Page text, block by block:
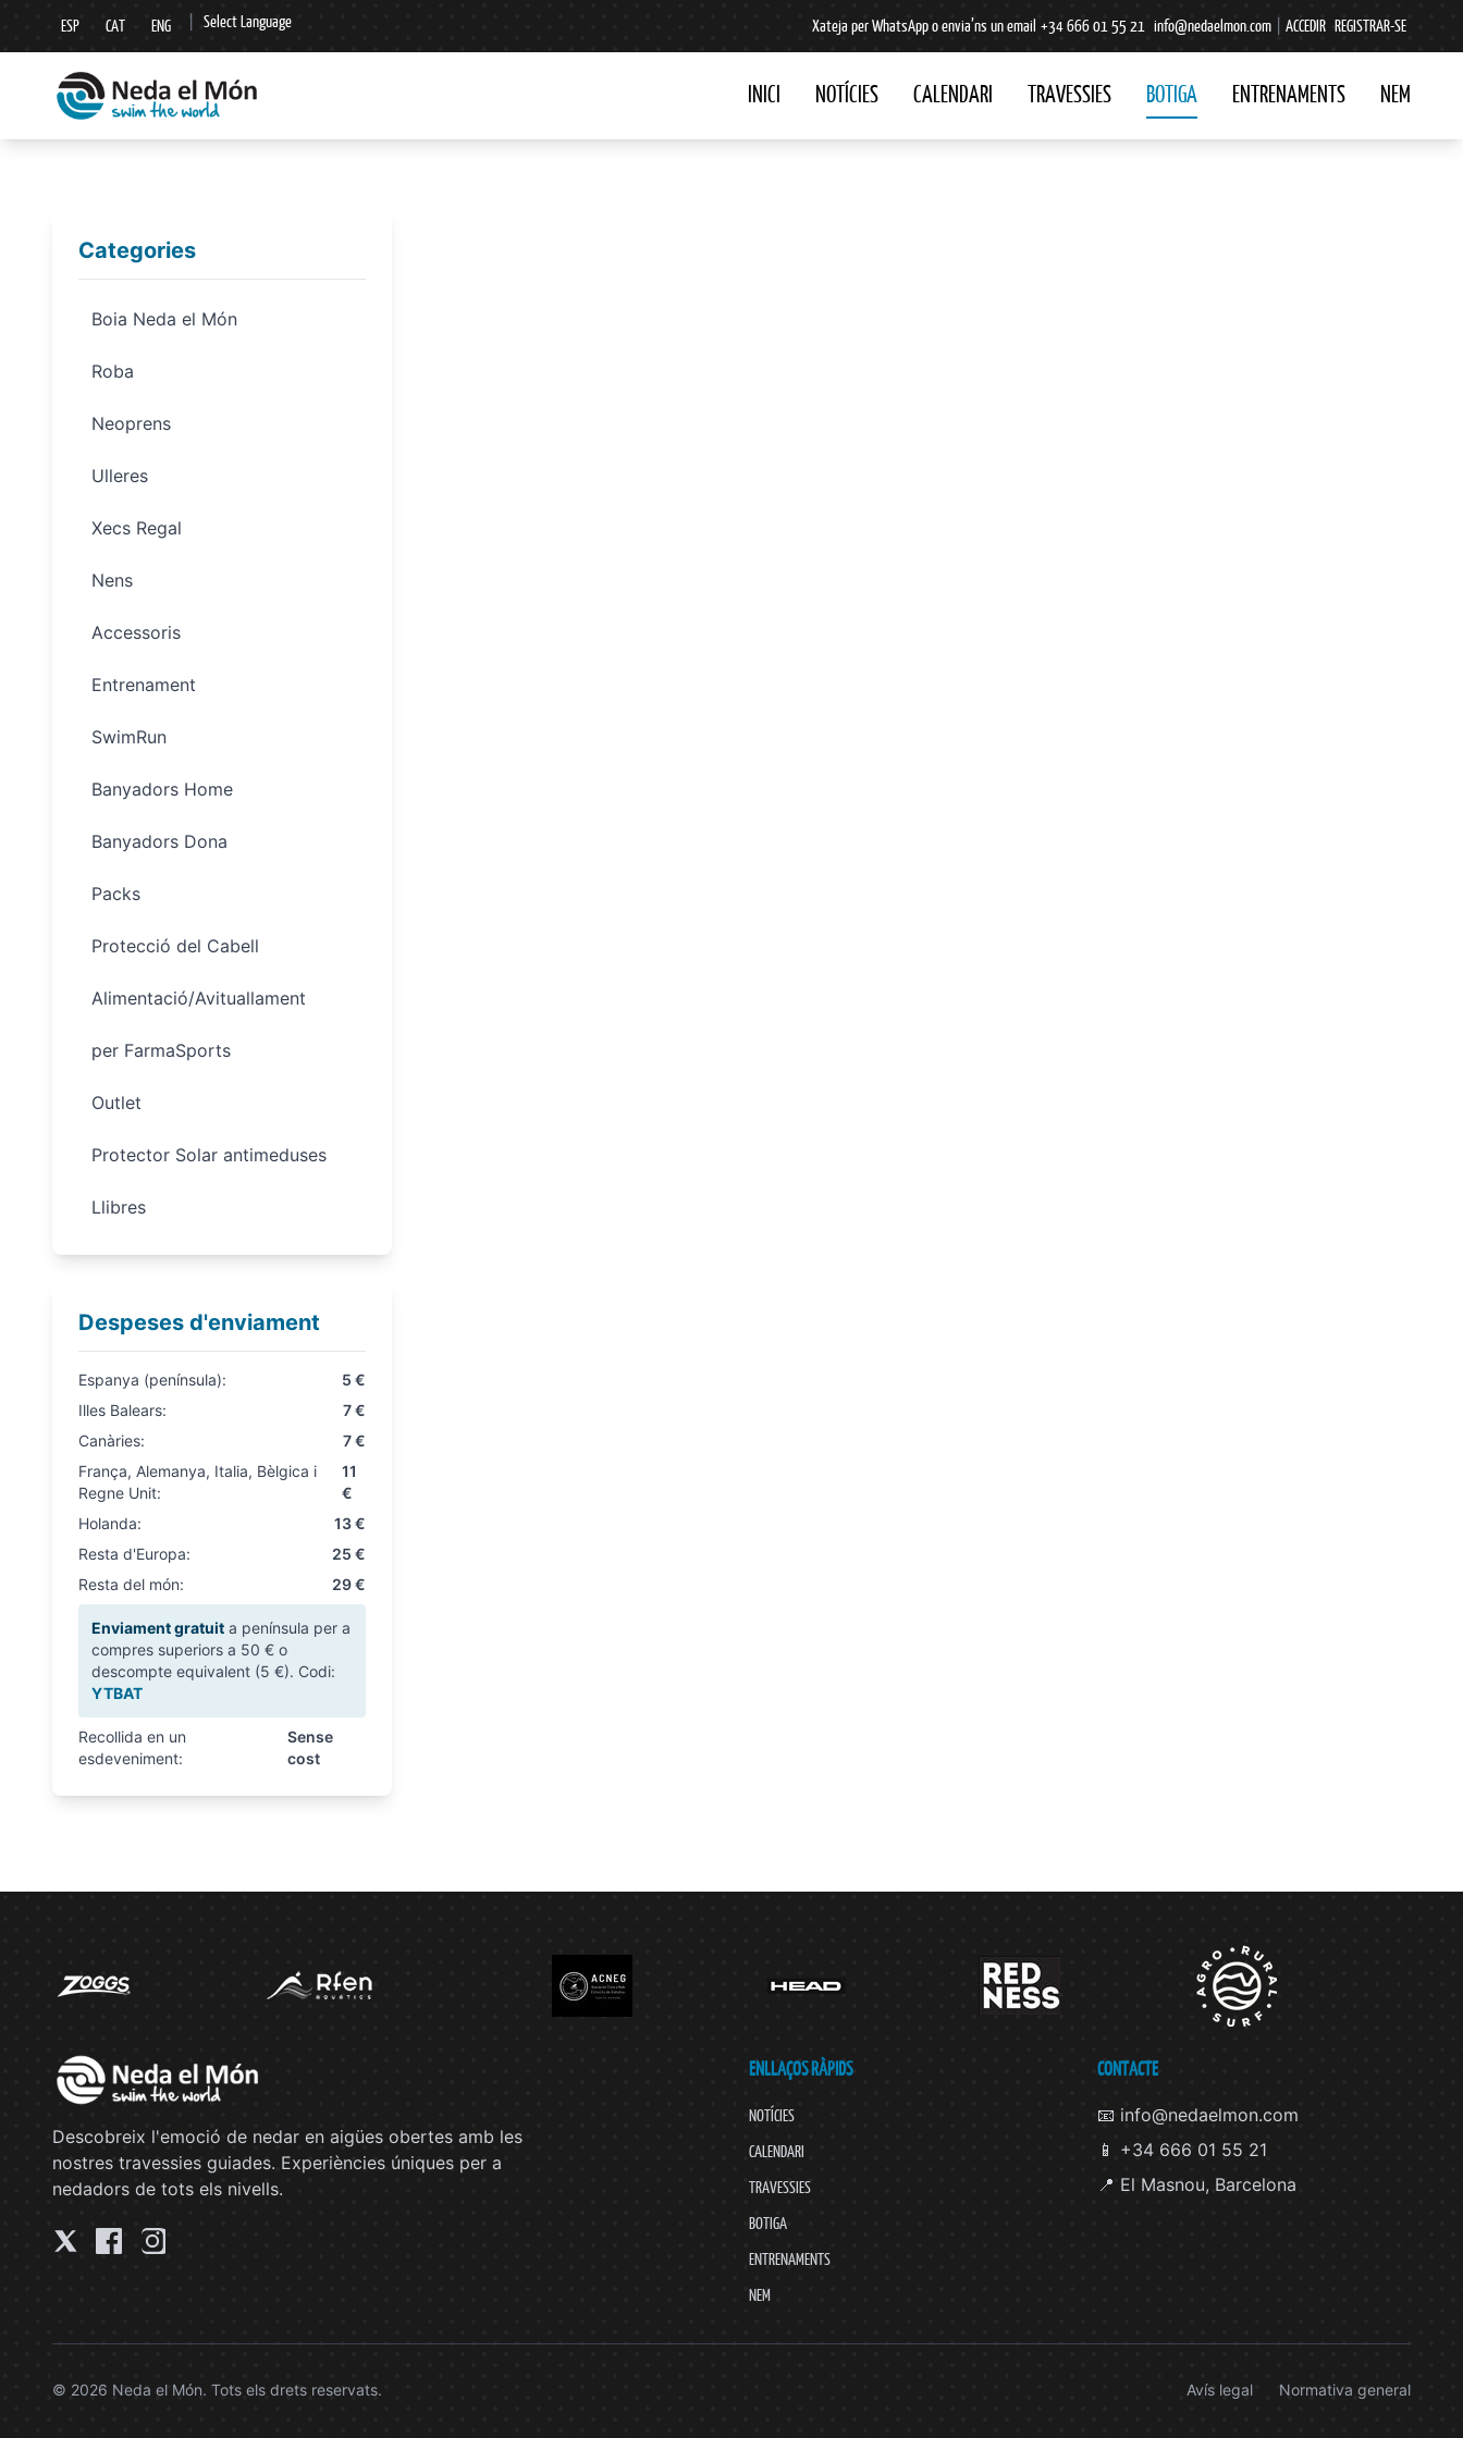
ESP CAT ENG Select Language
▼
Xateja per WhatsApp o envia’ns un email +34 666 01 55 21 info@nedaelmon.com ACCEDIR REGISTRAR-SE
INICI NOTÍCIES CALENDARI TRAVESSIES BOTIGA ENTRENAMENTS NEM
Categories
Boia Neda el Món
Roba
Neoprens
Ulleres
Xecs Regal
Nens
Accessoris
Entrenament
SwimRun
Banyadors Home
Banyadors Dona
Packs
Protecció del Cabell
Alimentació/Avituallament
per FarmaSports
Outlet
Protector Solar antimeduses
Llibres
Despeses d'enviament
Espanya (península):
5 €
Illes Balears:
7 €
Canàries:
7 €
França, Alemanya, Italia, Bèlgica i
Regne Unit:
11
€
Holanda:
13 €
Resta d'Europa:
25 €
Resta del món:
29 €
Enviament gratuit a península per a
compres superiors a 50 € o
descompte equivalent (5 €). Codi:
YTBAT
Recollida en un
esdeveniment:
Sense
cost
Descobreix l'emoció de nedar en aigües obertes amb les
nostres travessies guiades. Experiències úniques per a
nedadors de tots els nivells.
ENLLAÇOS RÀPIDS
NOTÍCIES
CALENDARI
TRAVESSIES
BOTIGA
ENTRENAMENTS
NEM
CONTACTE
📧 info@nedaelmon.com
📱 +34 666 01 55 21
📍 El Masnou, Barcelona
© 2026 Neda el Món. Tots els drets reservats. Avís legal Normativa general